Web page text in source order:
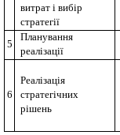
витрат і вибір
стратегії
5
Планування
реалізації
6
Реалізація
стратегічних
рішень